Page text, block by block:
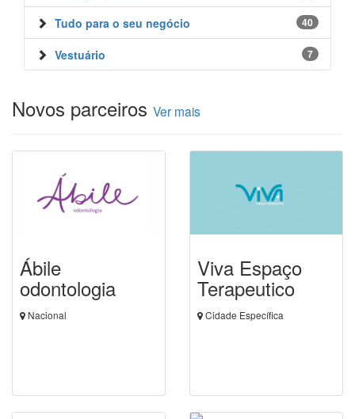
40
Tudo para o seu negócio
7
Vestuário
Novos parceiros Ver mais
Ábile
odontologia
Nacional
Viva Espaço
Terapeutico
Cidade Específica